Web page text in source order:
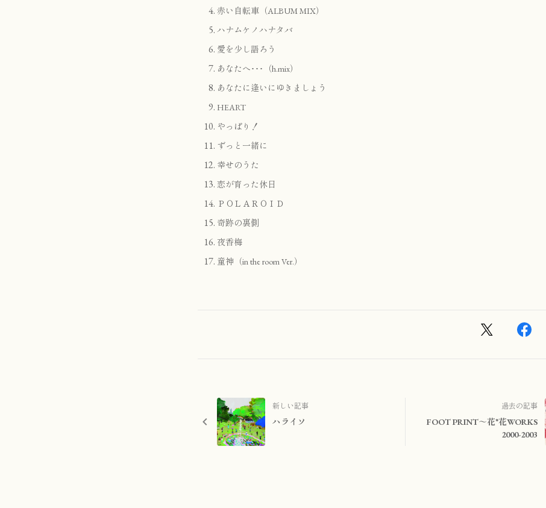
赤い自転車（ALBUM MIX）
ハナムケノハナタバ
愛を少し語ろう
あなたへ･･･（h.mix）
あなたに逢いにゆきましょう
HEART
やっぱり！
ずっと一緒に
幸せのうた
恋が育った休日
ＰＯＬＡＲＯＩＤ
奇跡の裏側
夜香梅
童神（in the room Ver.）
新しい記事
ハライソ
過去の記事
FOOT PRINT～花*花WORKS
2000-2003